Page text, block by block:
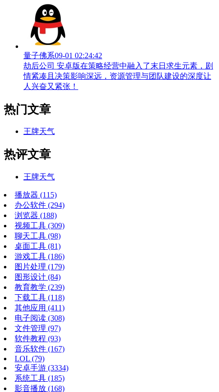
量子佛系09-01 02:24:42
劫后公司 安卓版在策略经营中融入了末日求生元素，剧
情紧凑且决策影响深远，资源管理与团队建设的深度让
人兴奋又紧张！
热门文章
王牌天气
热评文章
王牌天气
播放器 (115)
办公软件 (294)
浏览器 (188)
视频工具 (309)
聊天工具 (98)
桌面工具 (81)
游戏工具 (186)
图片处理 (179)
图形设计 (84)
教育教学 (239)
下载工具 (118)
其他应用 (411)
电子阅读 (308)
文件管理 (97)
软件教程 (93)
音乐软件 (167)
LOL (79)
安卓手游 (3334)
系统工具 (185)
影音播放 (168)